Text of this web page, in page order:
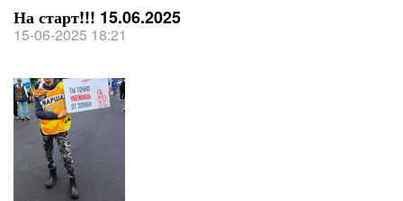
На старт!!! 15.06.2025
15-06-2025 18:21